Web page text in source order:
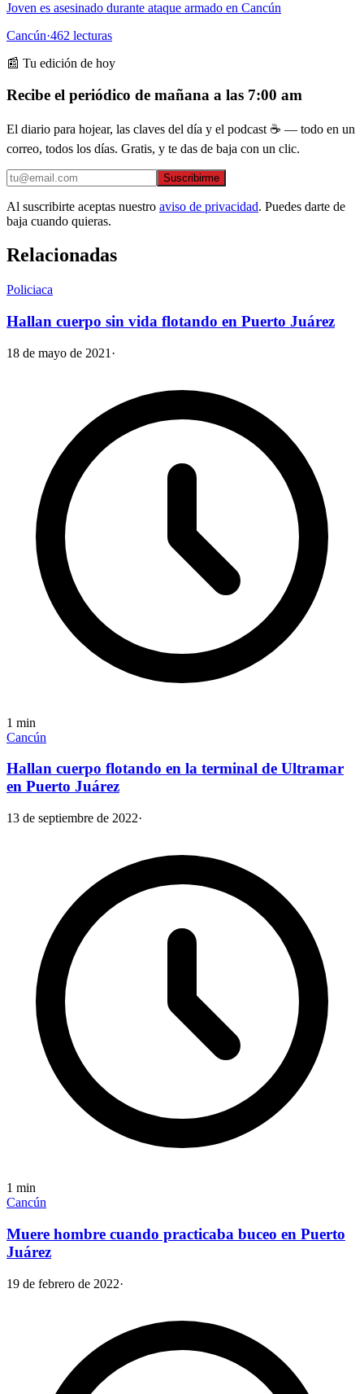
Joven es asesinado durante ataque armado en Cancún
Cancún·462 lecturas
📰 Tu edición de hoy
Recibe el periódico de mañana a las 7:00 am
El diario para hojear, las claves del día y el podcast ☕ — todo en un
correo, todos los días. Gratis, y te das de baja con un clic.
Suscribirme
Al suscribirte aceptas nuestro aviso de privacidad. Puedes darte de
baja cuando quieras.
Relacionadas
Policiaca
Hallan cuerpo sin vida flotando en Puerto Juárez
18 de mayo de 2021 ·
1 min
Cancún
Hallan cuerpo flotando en la terminal de Ultramar
en Puerto Juárez
13 de septiembre de 2022·
1 min
Cancún
Muere hombre cuando practicaba buceo en Puerto
Juárez
19 de febrero de 2022·